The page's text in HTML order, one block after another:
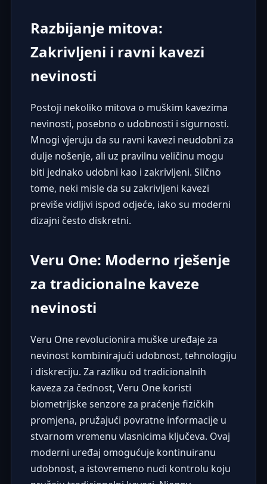
Razbijanje mitova:
Zakrivljeni i ravni kavezi
nevinosti
Postoji nekoliko mitova o muškim kavezima
nevinosti, posebno o udobnosti i sigurnosti.
Mnogi vjeruju da su ravni kavezi neudobni za
dulje nošenje, ali uz pravilnu veličinu mogu
biti jednako udobni kao i zakrivljeni. Slično
tome, neki misle da su zakrivljeni kavezi
previše vidljivi ispod odjeće, iako su moderni
dizajni često diskretni.
Veru One: Moderno rješenje
za tradicionalne kaveze
nevinosti
Veru Onerevolucionira muške uređaje za
nevinost kombinirajući udobnost, tehnologiju
i diskreciju. Za razliku od tradicionalnih
kaveza za čednost, Veru One koristi
biometrijske senzore za praćenje fizičkih
promjena, pružajući povratne informacije u
stvarnom vremenu vlasnicima ključeva. Ovaj
moderni uređaj omogućuje kontinuiranu
udobnost, a istovremeno nudi kontrolu koju